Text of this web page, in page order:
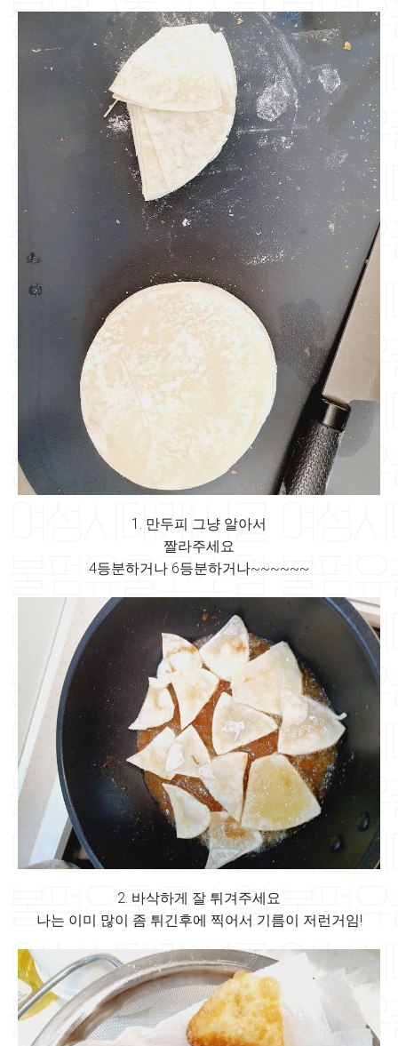
1. 만두피 그냥 알아서
짤라주세요
4등분하거나 6등분하거나~~~~~~
2. 바삭하게 잘 튀겨주세요
나는 이미 많이 좀 튀긴후에 찍어서 기름이 저런거임!